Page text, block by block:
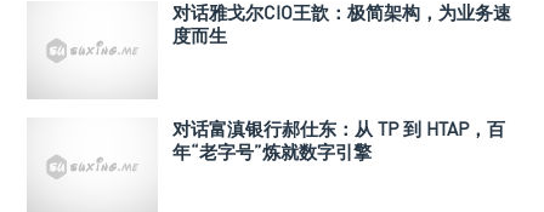
对话雅戈尔CIO王歆：极简架构，为业务速
度而生
对话富滇银行郝仕东：从 TP 到 HTAP，百
年“老字号”炼就数字引擎